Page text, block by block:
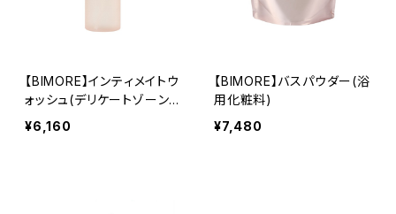
【BIMORE】インティメイトウ
ォッシュ(デリケートゾーン
洗浄料)
¥6,160
【BIMORE】バスパウダー(浴
用化粧料)
¥7,480